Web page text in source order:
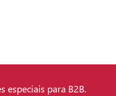
especiais para B2B.